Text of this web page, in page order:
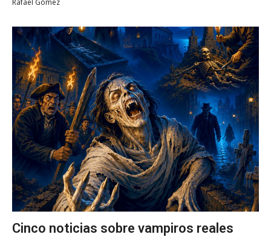
Rafael Gómez
Cinco noticias sobre vampiros reales